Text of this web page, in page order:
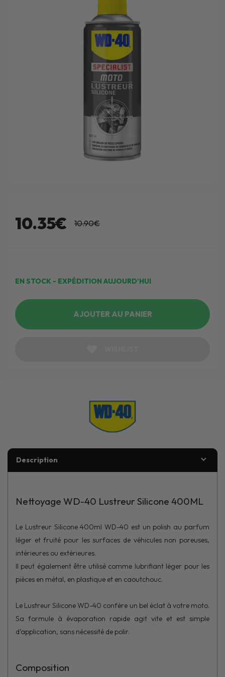
10.35€ 10.90€
EN STOCK - EXPÉDITION AUJOURD'HUI
AJOUTER AU PANIER
Description
Nettoyage WD-40 Lustreur Silicone 400ML
Le Lustreur Silicone 400ml WD-40 est un polish au parfum
léger et fruité pour les surfaces de véhicules non poreuses,
intérieures ou extérieures.
Il peut également être utilisé comme lubrifiant léger pour les
pièces en métal, en plastique et en caoutchouc.
Le Lustreur Silicone WD-40 confère un bel éclat à votre moto.
Sa formule à évaporation rapide agit vite et est simple
d’application, sans nécessité de polir.
Composition